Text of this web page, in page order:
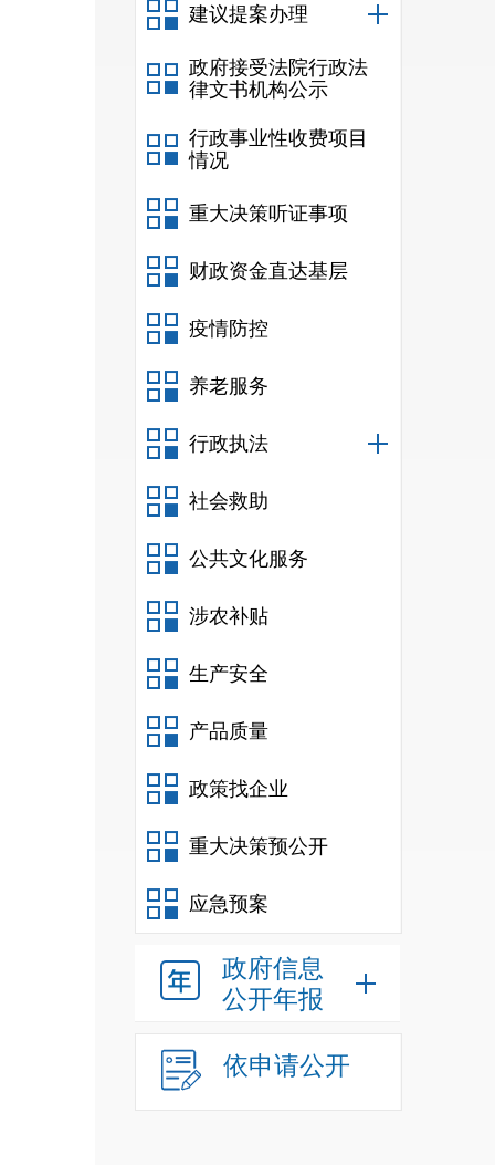
建议提案办理
政府接受法院行政法
律文书机构公示
行政事业性收费项目
情况
重大决策听证事项
财政资金直达基层
疫情防控
养老服务
行政执法
社会救助
公共文化服务
涉农补贴
生产安全
产品质量
政策找企业
重大决策预公开
应急预案
政府信息
公开年报
依申请公开